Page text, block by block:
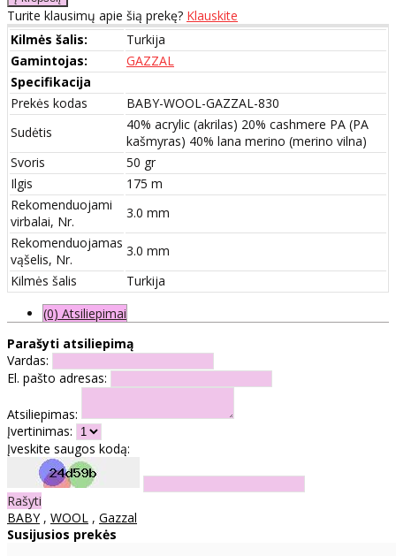
Turite klausimų apie šią prekę? Klauskite
Kilmės šalis:
Turkija
Gamintojas:
GAZZAL
Specifikacija
Prekės kodas
BABY-WOOL-GAZZAL-830
Sudėtis
40% acrylic (akrilas) 20% cashmere PA (PA
kašmyras) 40% lana merino (merino vilna)
Svoris
50 gr
Ilgis
175 m
Rekomenduojami
virbalai, Nr.
3.0 mm
Rekomenduojamas
vąšelis, Nr.
3.0 mm
Kilmės šalis
Turkija
(0) Atsiliepimai
Parašyti atsiliepimą
Vardas:
El. pašto adresas:
Atsiliepimas:
Įvertinimas:
Įveskite saugos kodą:
Rašyti
BABY, WOOL , Gazzal
Susijusios prekės